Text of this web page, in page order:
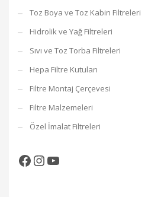
Toz Boya ve Toz Kabin Filtreleri
Hidrolik ve Yağ Filtreleri
Sıvı ve Toz Torba Filtreleri
Hepa Filtre Kutuları
Filtre Montaj Çerçevesi
Filtre Malzemeleri
Özel İmalat Filtreleri
Facebook
Instagram
YouTube